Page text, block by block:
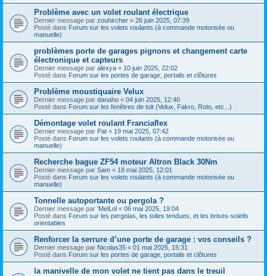
Problème avec un volet roulant électrique
Dernier message par zouhircher « 26 juin 2025, 07:39
Posté dans Forum sur les volets roulants (à commande motorisée ou
manuelle)
problèmes porte de garages pignons et changement carte
électronique et capteurs
Dernier message par alexya « 10 juin 2025, 22:02
Posté dans Forum sur les portes de garage, portails et clôtures
Problème moustiquaire Velux
Dernier message par danaho « 04 juin 2025, 12:40
Posté dans Forum sur les fenêtres de toit (Velux, Fakro, Roto, etc...)
Démontage volet roulant Franciaflex
Dernier message par Pat « 19 mai 2025, 07:42
Posté dans Forum sur les volets roulants (à commande motorisée ou
manuelle)
Recherche bague ZF54 moteur Altron Black 30Nm
Dernier message par Sam « 18 mai 2025, 12:01
Posté dans Forum sur les volets roulants (à commande motorisée ou
manuelle)
Tonnelle autoportante ou pergola ?
Dernier message par 'MelLol « 06 mai 2025, 19:04
Posté dans Forum sur les pergolas, les toiles tendues, et les brises-soleils
orientables
Renforcer la serrure d’une porte de garage : vos conseils ?
Dernier message par Nicolas35 « 01 mai 2025, 15:31
Posté dans Forum sur les portes de garage, portails et clôtures
la manivelle de mon volet ne tient pas dans le treuil